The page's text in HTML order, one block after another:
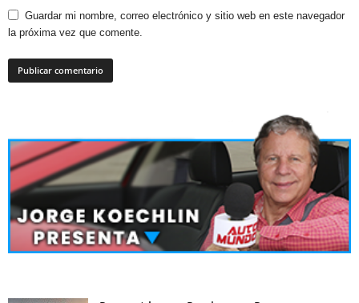
Guardar mi nombre, correo electrónico y sitio web en este navegador
la próxima vez que comente.